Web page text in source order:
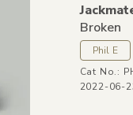
Broken
Phil E
Cat No.:
2022-06-